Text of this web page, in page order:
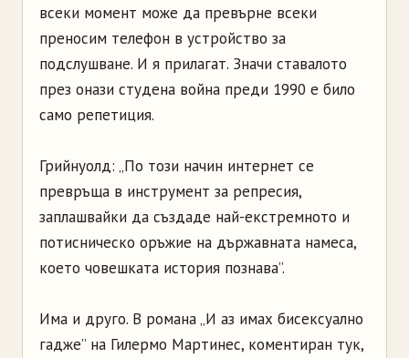
всеки момент може да превърне всеки
преносим телефон в устройство за
подслушване. И я прилагат. Значи ставалото
през онази студена война преди 1990 е било
само репетиция.
Грийнуолд: „По този начин интернет се
превръща в инструмент за репресия,
заплашвайки да създаде най-екстремното и
потисническо оръжие на държавната намеса,
което човешката история познава”.
Има и друго. В романа „И аз имах бисексуално
гадже” на Гилермо Мартинес, коментиран тук,